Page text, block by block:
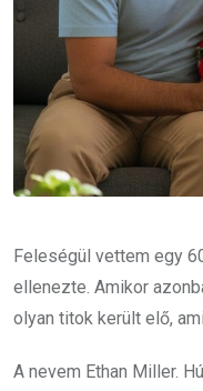
Feleségül vettem egy
ellenezte. Amikor
olyan titok került elő,
A nevem Ethan Miller.